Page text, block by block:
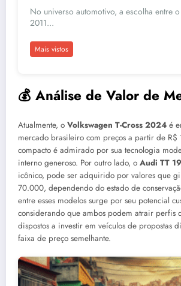
No universo automotivo, a escolha entre
2011...
Mais vistos
💰 Análise de Valor de
Atualmente, o Volkswagen T-Cross 2024 é
mercado brasileiro com preços a partir de R$
compacto é admirado por sua tecnologia
interno generoso. Por outro lado, o Audi TT
icônico, pode ser adquirido por valores que
70.000, dependendo do estado de
entre esses modelos surge por seu potencial
considerando que ambos podem atrair perfis
dispostos a investir em veículos de propostas
faixa de preço semelhante.